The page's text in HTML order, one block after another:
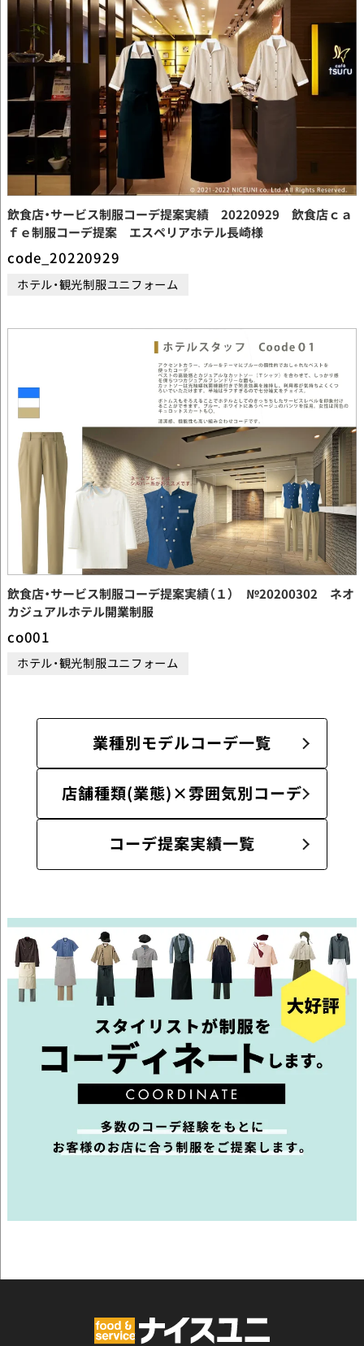
飲食店・サービス制服コーデ提案実績 20220929 飲食店ｃａ
ｆｅ制服コーデ提案 エスペリアホテル長崎様
code_20220929
ホテル・観光制服ユニフォーム
飲食店・サービス制服コーデ提案実績（１） №20200302 ネオ
カジュアルホテル開業制服
co001
ホテル・観光制服ユニフォーム
業種別モデルコーデ一覧
店舗種類(業態)×雰囲気別コーデ
コーデ提案実績一覧